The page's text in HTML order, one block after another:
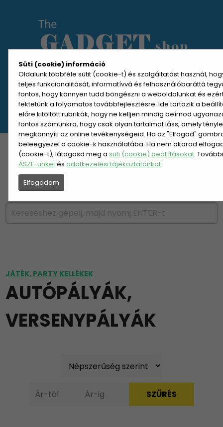
Süti (cookie) információ
Oldalunk többféle sütit (cookie-t) és szolgáltatást használ,
teljes funkcionalitását, informatívvá és felhasználóbaráttá
fontos, hogy könnyen tudd böngészni a weboldalunkat és
fektetünk a folyamatos továbbfejlesztésre. Ide tartozik a
előre kitöltött rubrikák, hogy ne kelljen mindig beírnod
fontos számunkra, hogy csak olyan tartalmat láss, amely
megkönnyíti az online tevékenységeid. Ha az "Elfogad"
beleegyezel a cookie-k használatába. Ha nem akarod
(cookie-t), látogasd meg asüti (cookie) beállításokat.
ÁSZF-ünketésadatkezelési tájékoztatónkat.
Elfogadom
MENÜ MEGNYITÁSA
REGISZTRÁCIÓ BELÉPÉS
KATEGÓRIÁK HETI AJÁNLAT
ÚJDONSÁGOK NÉPSZERŰ
JÁTÉK, PARTY KELLÉKEK
AUTÓPÁLYÁK,
VERSENYPÁLYÁK